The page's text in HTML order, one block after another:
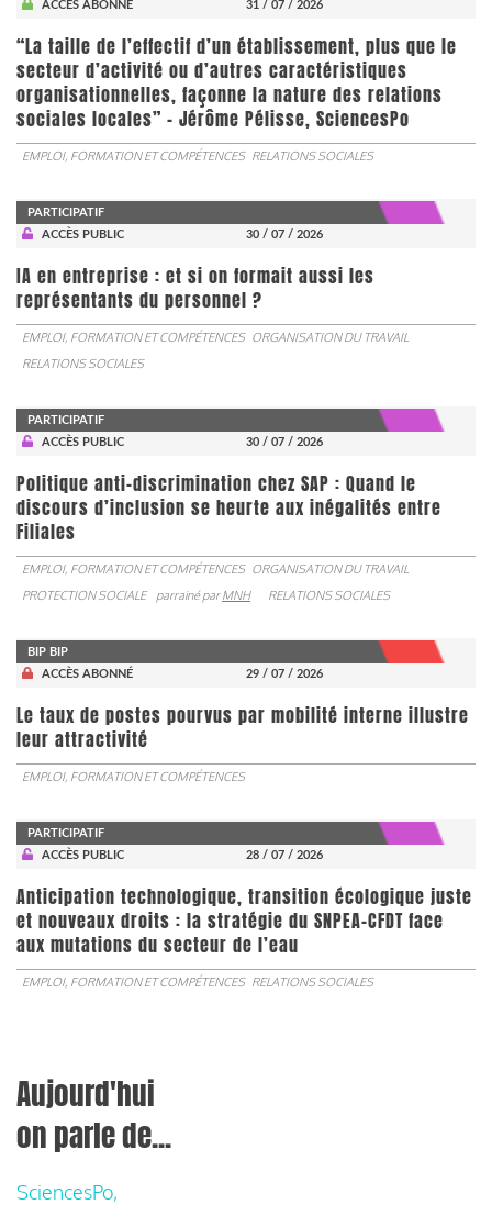
ACCÈS ABONNÉ 31 / 07 / 2026
“La taille de l’effectif d’un établissement, plus que le
secteur d’activité ou d’autres caractéristiques
organisationnelles, façonne la nature des relations
sociales locales” - Jérôme Pélisse, SciencesPo
EMPLOI, FORMATION ET COMPÉTENCES RELATIONS SOCIALES
PARTICIPATIF
ACCÈS PUBLIC
30 / 07 / 2026
IA en entreprise : et si on formait aussi les
représentants du personnel ?
EMPLOI, FORMATION ET COMPÉTENCES ORGANISATION DU TRAVAIL
RELATIONS SOCIALES
PARTICIPATIF
ACCÈS PUBLIC
30 / 07 / 2026
Politique anti-discrimination chez SAP : Quand le
discours d’inclusion se heurte aux inégalités entre
Filiales
EMPLOI, FORMATION ET COMPÉTENCES ORGANISATION DU TRAVAIL
PROTECTION SOCIALE
parrainé parMNH RELATIONS SOCIALES
BIP BIP
ACCÈS ABONNÉ
29 / 07 / 2026
Le taux de postes pourvus par mobilité interne illustre
leur attractivité
EMPLOI, FORMATION ET COMPÉTENCES
PARTICIPATIF
ACCÈS PUBLIC
28 / 07 / 2026
Anticipation technologique, transition écologique juste
et nouveaux droits : la stratégie du SNPEA-CFDT face
aux mutations du secteur de l’eau
EMPLOI, FORMATION ET COMPÉTENCES RELATIONS SOCIALES
Aujourd'hui
on parle de...
SciencesPo,